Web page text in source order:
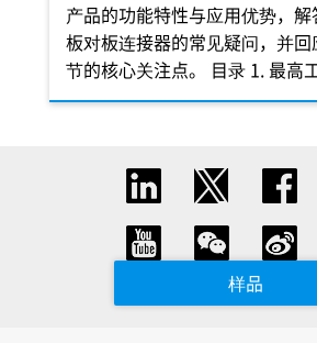
产品的功能特性与应用优势，
板对板连接器的常见疑问，并
节的核心关注点。 目录 1. 最高
样品